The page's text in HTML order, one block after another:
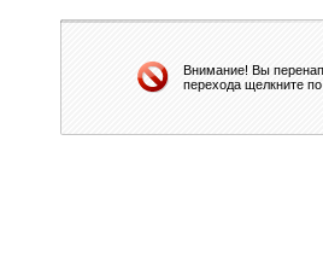
Внимание! Вы
перехода щелкните